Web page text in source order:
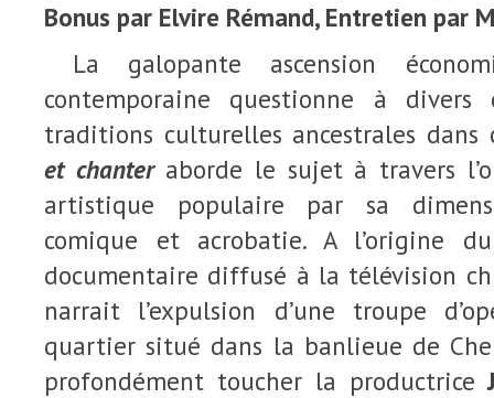
Bonus par Elvire Rémand, Entretien par
La galopante ascension
contemporaine questionne à
traditions culturelles ancestrales
et chanter aborde le sujet à travers
artistique populaire par sa
comique et acrobatie. A l’origine
documentaire diffusé à la télévision
narrait l’expulsion d’une troupe
quartier situé dans la banlieue de
profondément toucher la productrice